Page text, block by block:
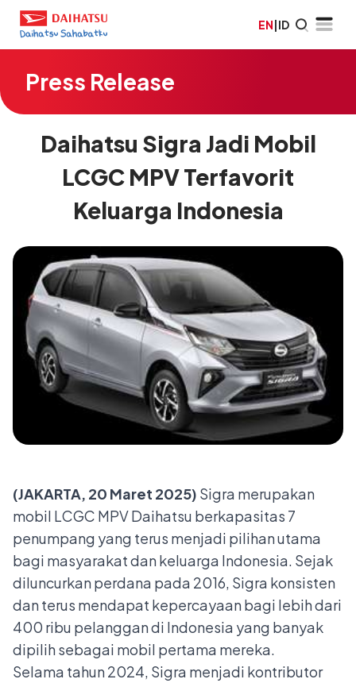
EN|ID
Press Release
Daihatsu Sigra Jadi Mobil
LCGC MPV Terfavorit
Keluarga Indonesia
(JAKARTA, 20 Maret 2025) Sigra merupakan
mobil LCGC MPV Daihatsu berkapasitas 7
penumpang yang terus menjadi pilihan utama
bagi masyarakat dan keluarga Indonesia. Sejak
diluncurkan perdana pada 2016, Sigra konsisten
dan terus mendapat kepercayaan bagi lebih dari
400 ribu pelanggan di Indonesia yang banyak
dipilih sebagai mobil pertama mereka.
Selama tahun 2024, Sigra menjadi kontributor